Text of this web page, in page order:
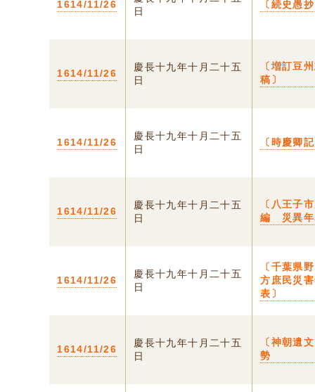
1614/11/26
日
〔続史愚
1614/11/26
慶長十九年十月二十五
日
〔増訂豆
稿〕
1614/11/26
慶長十九年十月二十五
日
〔時慶卿
1614/11/26
慶長十九年十月二十五
日
〔八王子
編 災異年
1614/11/26
慶長十九年十月二十五
日
〔千葉県
方庶民災
表〕
1614/11/26
慶長十九年十月二十五
日
〔神朝遺
勢